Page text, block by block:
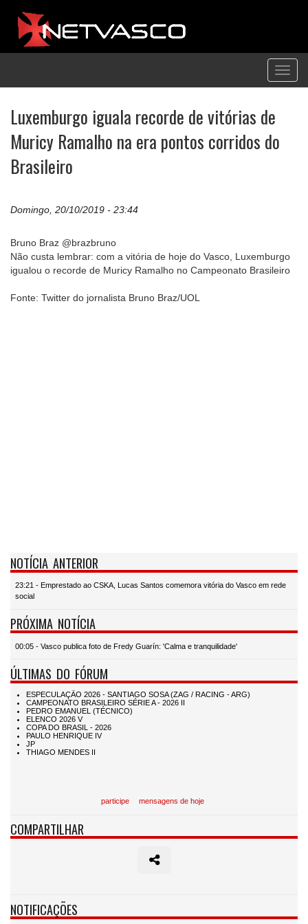
Luxemburgo iguala recorde de vitórias de
Muricy Ramalho na era pontos corridos do
Brasileiro
Domingo, 20/10/2019 - 23:44
Bruno Braz @brazbruno
Não custa lembrar: com a vitória de hoje do Vasco, Luxemburgo
igualou o recorde de Muricy Ramalho no Campeonato Brasileiro
Fonte: Twitter do jornalista Bruno Braz/UOL
NOTÍCIA ANTERIOR
23:21 - Emprestado ao CSKA, Lucas Santos comemora vitória do Vasco em rede
social
PRÓXIMA NOTÍCIA
00:05 - Vasco publica foto de Fredy Guarín: 'Calma e tranquilidade'
ÚLTIMAS DO FÓRUM
participe mensagens de hoje
COMPARTILHAR
NOTIFICAÇÕES